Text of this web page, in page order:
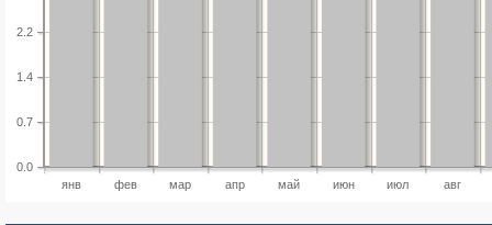
янв фев мар апр май июн июл авг
0.0
0.7
1.4
2.2